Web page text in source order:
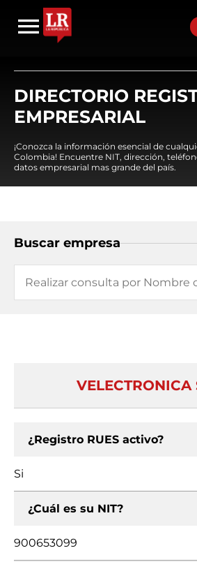
DIRECTORIO
EMPRESARIAL
¡Conozca la información esencial de
Colombia! Encuentre NIT, dirección,
datos empresarial mas grande del país.
Buscar empresa
VELECTRONICA
¿Registro RUES activo?
Si
¿Cuál es su NIT?
900653099